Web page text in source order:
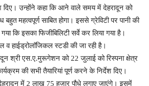
दिए। उन्होंने कहा कि आने वाले समय में देहरादून को
महत्वपूर्ण साबित होगा। इससे ग्रेविटी पर पानी की
कि इसका फिजीबिलिटी सर्वे कर लिया गया है।
हाईड्रोलाॅजिकल स्टडी की जा रही है।
श्री एस.ए.मुरूगेशन को 22 जुलाई को रिस्पना क्षेत्र
की सभी तैयारियां पूर्ण करने के निर्देश दिए।
में 2 लाख 75 हजार पौधे लगाए जाएंगे। इसमें